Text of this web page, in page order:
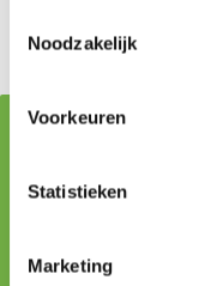
Noodzakelijk
Voorkeuren
Statistieken
Marketing